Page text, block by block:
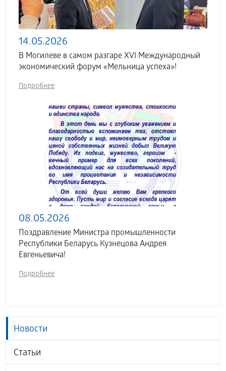
Новости
Статьи
14.05.2026
В Могилеве в самом разгаре XVI Международный
экономический форум «Мельница успеха»!
Подробнее
08.05.2026
Поздравление Министра промышленности
Республики Беларусь Кузнецова Андрея
Евгеньевича!
Подробнее